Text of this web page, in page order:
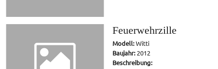
Feuerwehrzille
Modell: Witti
Baujahr: 2012
Beschreibung: